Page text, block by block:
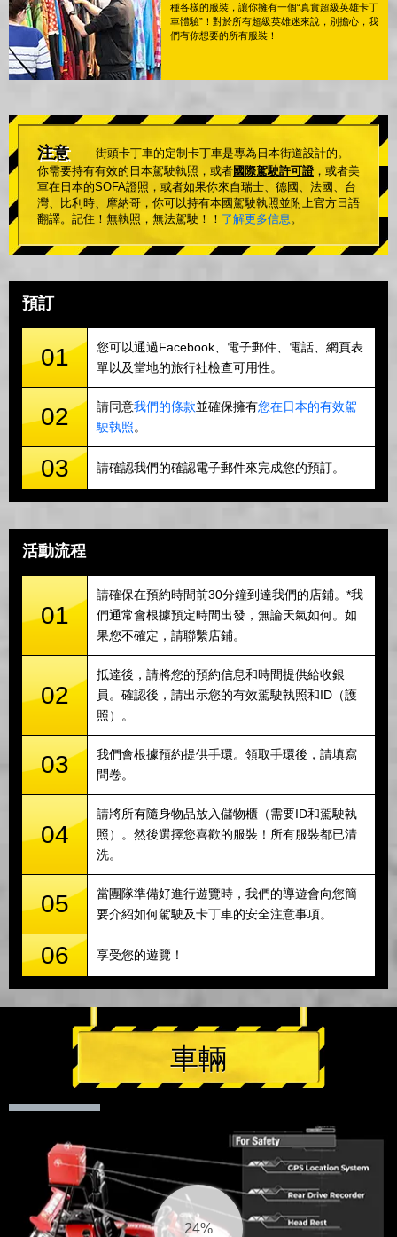
種各樣的服裝，讓你擁有一個“真實超級英雄卡丁
車體驗”！對於所有超級英雄迷來說，別擔心，我
們有你想要的所有服裝！
注意
街頭卡丁車的定制卡丁車是專為日本街道設計的。
你需要持有有效的日本駕駛執照，或者國際駕駛許可證 ，或者美
軍在日本的SOFA證照，或者如果你來自瑞士、德國、法國、台
灣、比利時、摩納哥，你可以持有本國駕駛執照並附上官方日語
翻譯。記住！無執照，無法駕駛！！ 了解更多信息 。
預訂
01
您可以通過Facebook、電子郵件、電話、網頁表
單以及當地的旅行社檢查可用性。
02 請同意我們的條款並確保擁有您在日本的有效駕
駛執照。
03 請確認我們的確認電子郵件來完成您的預訂。
活動流程
01
請確保在預約時間前30分鐘到達我們的店鋪。*我
們通常會根據預定時間出發，無論天氣如何。如
果您不確定，請聯繫店鋪。
02
抵達後，請將您的預約信息和時間提供給收銀
員。確認後，請出示您的有效駕駛執照和ID（護
照）。
03
我們會根據預約提供手環。領取手環後，請填寫
問卷。
04
請將所有隨身物品放入儲物櫃（需要ID和駕駛執
照）。然後選擇您喜歡的服裝！所有服裝都已清
洗。
05
當團隊準備好進行遊覽時，我們的導遊會向您簡
要介紹如何駕駛及卡丁車的安全注意事項。
06 享受您的遊覽！
車輛
25%